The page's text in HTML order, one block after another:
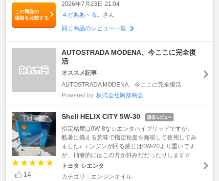
この商品の
価格を比較する
2026年7月23日 21:04
４どああ～る。 さん
同じ商品のレビュー一覧
AUTOSTRADA MODENA、今ここに完全復
活
オススメ記事
AUTOSTRADA MODENA、今ここに完全復活
Powered by 株式会社阿部商会
14
Shell HELIX CITY 5W-30
指定粘度は0W-8なシエンタハイブリッドですが、
酷暑に備える意味で指定粘度を無視して使用してみ
ました♪ エンジンが回る感じは0W-20より重いです
が、拙者的にはこの方か好みだだったりします☆
トヨタ シエンタ
カテゴリ：エンジンオイル